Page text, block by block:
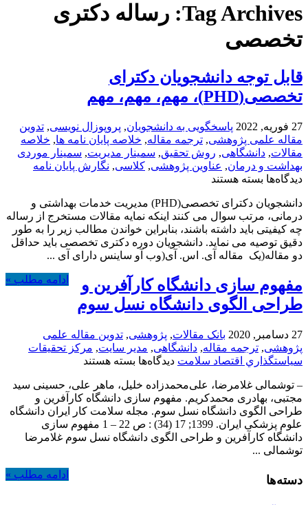
Tag Archives: رساله دکتری
تخصصی
قابل توجه دانشجویان دکترای
تخصصی(PHD)، مهم، مهم، مهم
27 فوریه, 2022 پاسخگویی به دانشجویان, پروپوزال نویسی, تدوین
مقاله علمی پژوهشی, ترجمه مقاله, خلاصه پایان نامه ها, خلاصه
مقالات, دانشگاهی, روش تحقیق, سمینار مدیریت, سمینار موردی
بهداشت و درمان, عناوین پژوهشی, کلاسی, نگارش پایان نامه
دیدگاه‌ها برای
توجه
دانشجویان
دکترای
تخصصی(PHD)،
مهم،
مهم
بسته هستند
دانشجویان دکترای تخصصی(PHD) مدیریت خدمات بهداشتی و
درمانی، مرتب سوال می کنند اینکه نمایه مقالات مستخرج از رساله
چه کیفیتی باید داشته باشند، بنابراین خواندن مطالب زیر را به طور
دقیق توصیه می نماید. دانشجویان دوره دکتری تخصصی باید حداقل
دو مقاله(یک مقاله آی. اس. آی(وب آو ساینس دارای آی ...
ادامه مطلب »
مفهوم سازی دانشگاه کارآفرین و
طراحی الگوی دانشگاه نسل سوم
27 دسامبر, 2020 بانک مقالات, پژوهشی, تدوین مقاله علمی
پژوهشی, ترجمه مقاله, دانشگاهی, مدیر سایت, مركز تحقيقات
سياستگذاري اقتصاد سلامت دیدگاه‌ها برای
سازی
دانشگاه
کارآفرین
و
طراحی
بسته هستند
– توشمالی غلامرضا، علی‌محمدزاده خلیل، ماهر علی، حسینی سید
مجتبی، بهادری محمدکریم. مفهوم سازی دانشگاه کارآفرین و
طراحی الگوی دانشگاه نسل سوم. مجله سلامت کار ایران دانشگاه
علوم پزشکی ایران. 1399; 17 (34) : ص 22 – 1 مفهوم سازی
دانشگاه کارآفرین و طراحی الگوی دانشگاه نسل سوم غلامرضا
توشمالی ...
ادامه مطلب » دسته‌ها